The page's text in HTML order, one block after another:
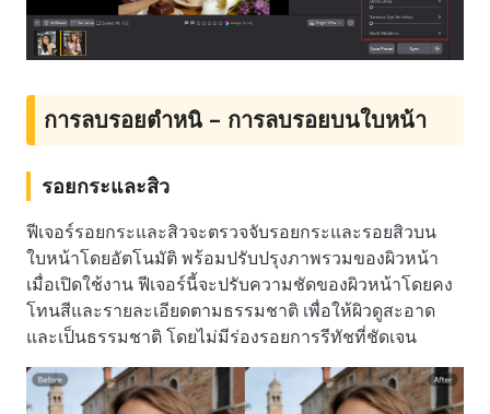
การลบรอยตำหนิ – การลบรอยบนใบหน้า
รอยกระและสิว
ฟีเจอร์รอยกระและสิวจะตรวจจับรอยกระและรอยสิวบน
ใบหน้าโดยอัตโนมัติ พร้อมปรับปรุงภาพรวมของผิวหน้า
เมื่อเปิดใช้งาน ฟีเจอร์นี้จะปรับความชัดของผิวหน้าโดยคง
โทนสีและรายละเอียดตามธรรมชาติ เพื่อให้ผิวดูสะอาด
และเป็นธรรมชาติ โดยไม่มีร่องรอยการรีทัชที่ชัดเจน